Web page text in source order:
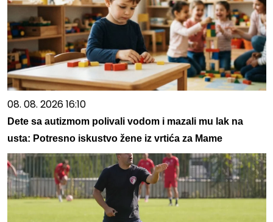
08. 08. 2026 16:10
Dete sa autizmom polivali vodom i mazali mu lak na
usta: Potresno iskustvo žene iz vrtića za Mame